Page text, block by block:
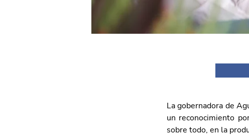
La gobernadora de
un reconocimiento
sobre todo, en la